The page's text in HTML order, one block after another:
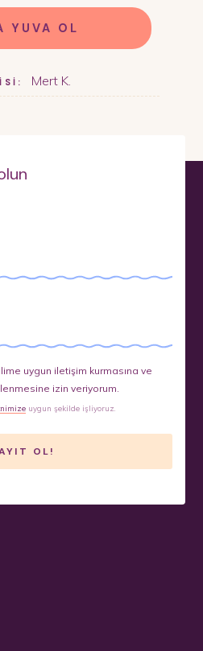
YUVA OL
Mert K.
uygun iletişim kurmasına ve
izin veriyorum.
uygun şekilde işliyoruz.